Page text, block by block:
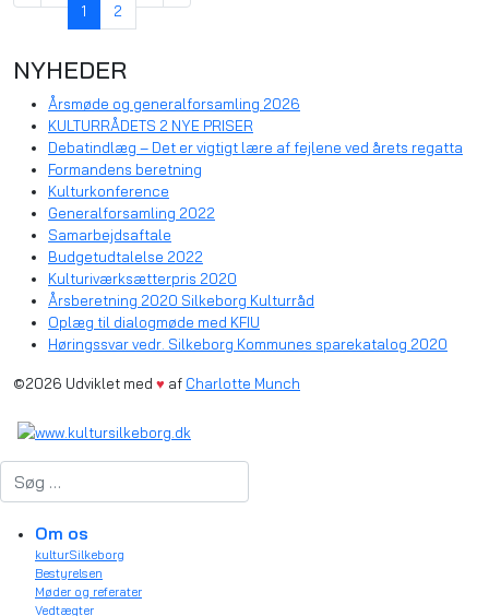
1
2
NYHEDER
Årsmøde og generalforsamling 2026
KULTURRÅDETS 2 NYE PRISER
Debatindlæg – Det er vigtigt lære af fejlene ved årets regatta
Formandens beretning
Kulturkonference
Generalforsamling 2022
Samarbejdsaftale
Budgetudtalelse 2022
Kulturiværksætterpris 2020
Årsberetning 2020 Silkeborg Kulturråd
Oplæg til dialogmøde med KFIU
Høringssvar vedr. Silkeborg Kommunes sparekatalog 2020
©2026 Udviklet med ♥ af Charlotte Munch
Om os
kulturSilkeborg
Bestyrelsen
Møder og referater
Vedtægter